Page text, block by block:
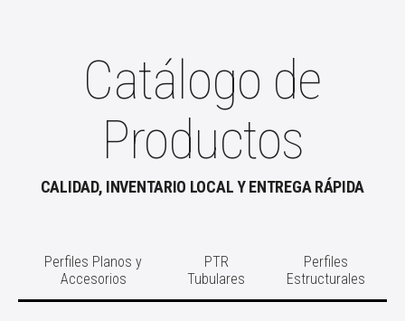
Catálogo de
Productos
CALIDAD, INVENTARIO LOCAL Y ENTREGA RÁPIDA
Perfiles Planos y
Accesorios
PTR
Tubulares
Perfiles
Estructurales